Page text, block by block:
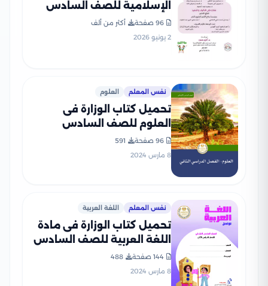
الإسلامية للصف السادس
بصيغة PDF
96 صفحة
أكثر من ألف
2 يونيو 2026
نفس المعلم العلوم
تحميل كتاب الوزارة فى
العلوم للصف السادس
المنهج الجديد بصيغة PDF
96 صفحة
591
8 مارس 2024
نفس المعلم اللغة العربية
تحميل كتاب الوزارة فى مادة
اللغة العربية للصف السادس
بصيغة PDF
144 صفحة
488
8 مارس 2024